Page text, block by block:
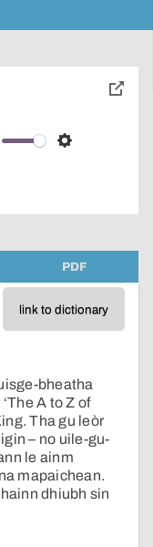
Settings
toggle
PDF
link to dictionary
bheatha
A to Z of
Tha gu leòr
– no uile-gu-
le ainm
mapaichean.
dhiubh sin